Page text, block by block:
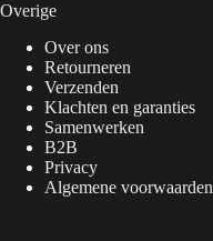
Overige
Over ons
Retourneren
Verzenden
Klachten en garanties
Samenwerken
B2B
Privacy
Algemene voorwaarden